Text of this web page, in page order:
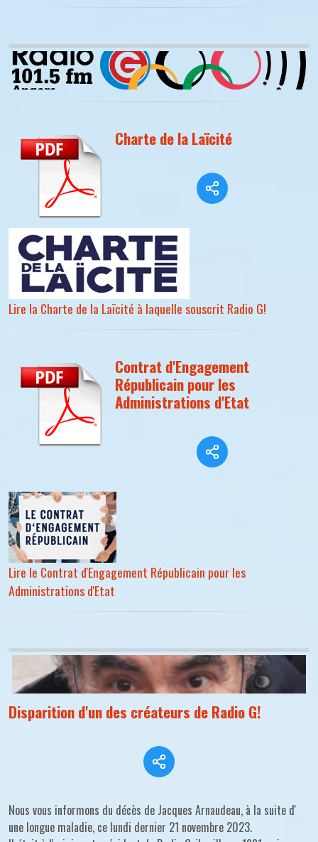
Charte de la Laïcité
Lire la Charte de la Laïcité à laquelle souscrit Radio G!
Contrat d'Engagement
Républicain pour les
Administrations d'Etat
Lire le Contrat d'Engagement Républicain pour les
Administrations d'Etat
Disparition d'un des créateurs de Radio G!
Nous vous informons du décès de Jacques Arnaudeau, à la suite d'
une longue maladie, ce lundi dernier 21 novembre 2023.